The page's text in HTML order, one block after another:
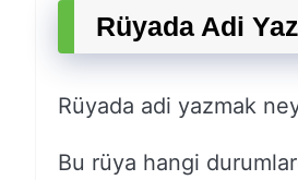
Rüyada Adi
Rüyada adi yazmak
Bu rüya hangi